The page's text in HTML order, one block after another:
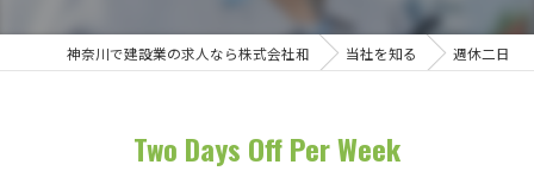
神奈川で建設業の求人なら株式会社和 当社を知る 週休二日
Two Days Off Per Week